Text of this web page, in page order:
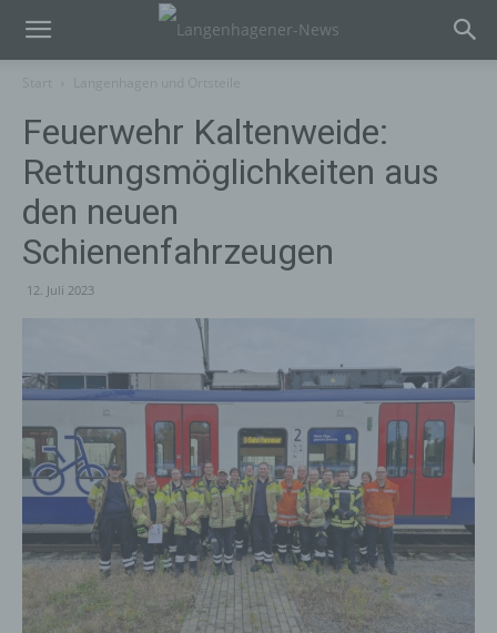
Feuerwehr Kaltenweide:
Rettungsmöglichkeiten aus
den neuen
Schienenfahrzeugen
12. Juli 2023